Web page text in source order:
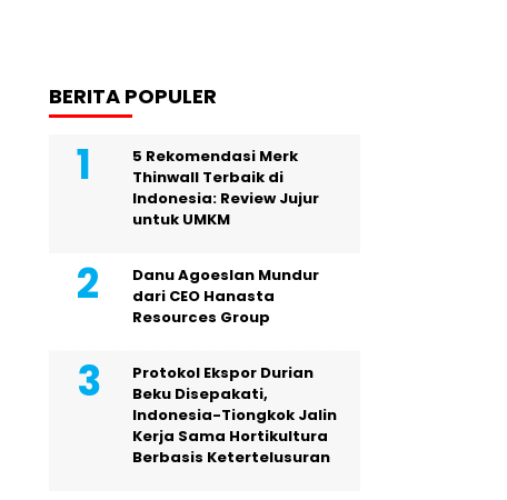
BERITA POPULER
5 Rekomendasi Merk
Thinwall Terbaik di
Indonesia: Review Jujur
untuk UMKM
Danu Agoeslan Mundur
dari CEO Hanasta
Resources Group
Protokol Ekspor Durian
Beku Disepakati,
Indonesia-Tiongkok Jalin
Kerja Sama Hortikultura
Berbasis Ketertelusuran